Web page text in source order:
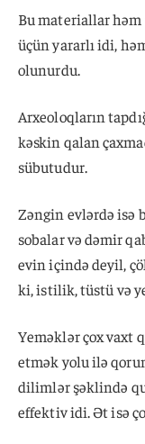
Bu materiallar həm
üçün yararlı idi,
olunurdu.
Arxeoloqların
kəskin qalan
sübutudur.
Zəngin evlərdə isə
sobalar və dəmir
evin içində deyil,
ki, istilik, tüstü və
Yeməklər çox vaxt
etmək yolu ilə
dilimlər şəklində
effektiv idi. Ət isə